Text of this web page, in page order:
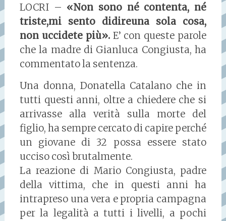
LOCRI – «Non sono né contenta, né
triste,mi sento didireuna sola cosa,
non uccidete più».E’ con queste parole
che la madre di Gianluca Congiusta, ha
commentato la sentenza.
Una donna, Donatella Catalano che in
tutti questi anni, oltre a chiedere che si
arrivasse alla verità sulla morte del
figlio, ha sempre cercato di capire perché
un giovane di 32 possa essere stato
ucciso così brutalmente.
La reazione di Mario Congiusta, padre
della vittima, che in questi anni ha
intrapreso una vera e propria campagna
per la legalità a tutti i livelli, a pochi